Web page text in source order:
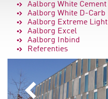
Aalborg White Cement
Aalborg White D-Carb
Aalborg Extreme Light
Aalborg Excel
Aalborg Inbind
Referenties